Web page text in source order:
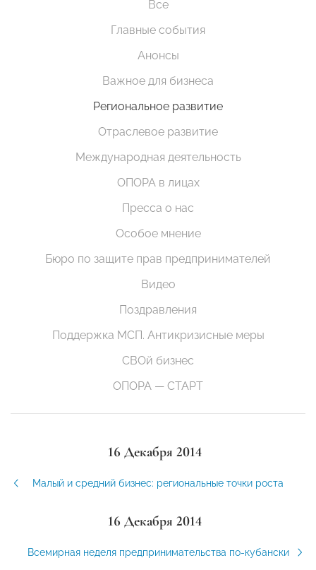
Все
Главные события
Анонсы
Важное для бизнеса
Региональное развитие
Отраслевое развитие
Международная деятельность
ОПОРА в лицах
Пресса о нас
Особое мнение
Бюро по защите прав предпринимателей
Видео
Поздравления
Поддержка МСП. Антикризисные меры
СВОй бизнес
ОПОРА — СТАРТ
16 Декабря 2014
Малый и средний бизнес: региональные точки роста
16 Декабря 2014
Всемирная неделя предпринимательства по-кубански